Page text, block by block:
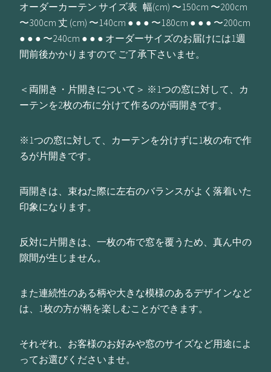
オーダーカーテン サイズ表 幅(cm) 〜150cm 〜200cm
〜300cm 丈 (cm) 〜140cm ● ● ● 〜180cm ● ● ● 〜200cm
● ● ● 〜240cm ● ● ● オーダーサイズのお届けには1週
間前後かかりますので ご了承下さいませ。
＜両開き・片開きについて＞ ※1つの窓に対して、カ
ーテンを2枚の布に分けて作るのが両開きです。
※1つの窓に対して、カーテンを分けずに1枚の布で作
るが片開きです。
両開きは、束ねた際に左右のバランスがよく落着いた
印象になります。
反対に片開きは、一枚の布で窓を覆うため、真ん中の
隙間が生じません。
また連続性のある柄や大きな模様のあるデザインなど
は、1枚の方が柄を楽しむことができます。
それぞれ、お客様のお好みや窓のサイズなど用途によ
ってお選びくださいませ。